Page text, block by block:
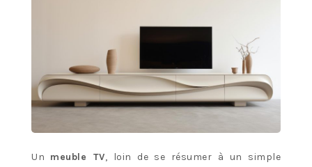
Un meuble TV, loin de se résumer à un simple